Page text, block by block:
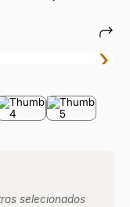
›
selecionados